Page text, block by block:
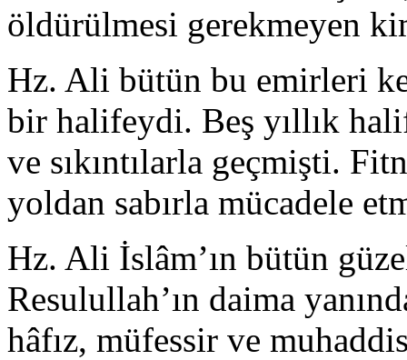
öldürülmesi gerekmeyen
Hz. Ali bütün bu emirleri
bir halifeydi. Beş yıllık
ve sıkıntılarla geçmişti.
yoldan sabırla mücadele
Hz. Ali İslâm’ın bütün
Resulullah’ın daima
hâfız, müfessir ve